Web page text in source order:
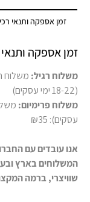
זמן אספקה ותנאי
זמן אספקה
משלוח רגיל: משלוח
(18-22 ימי עסקים)
משלוח פרימיום:
עסקים): ₪35
אנו עובדים עם
המשלוחים בארץ
שוויצרי, ברמה